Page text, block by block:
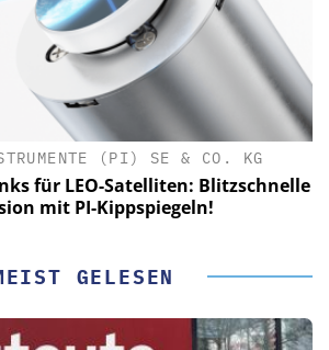
(PI) SE & CO. KG
für LEO-Satelliten: Blitzschnelle
mit PI-Kippspiegeln!
GELESEN